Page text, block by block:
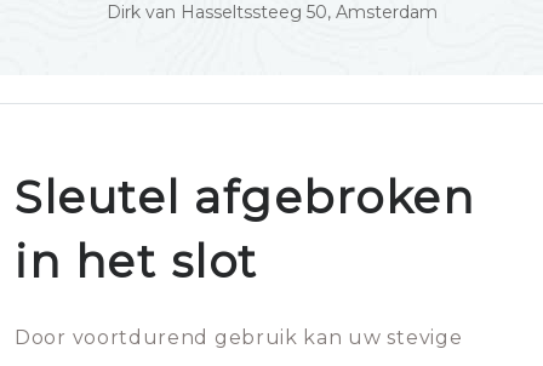
Dirk van Hasseltssteeg 50, Amsterdam
Sleutel afgebroken
in het slot
Door voortdurend gebruik kan uw stevige